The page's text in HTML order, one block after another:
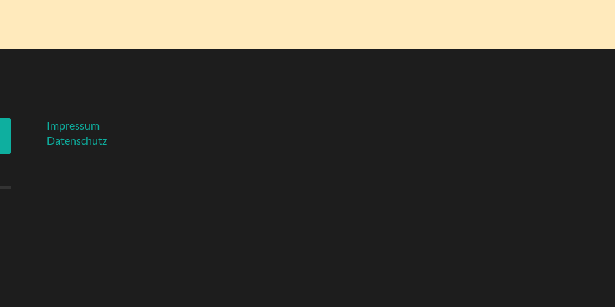
Impressum
Datenschutz